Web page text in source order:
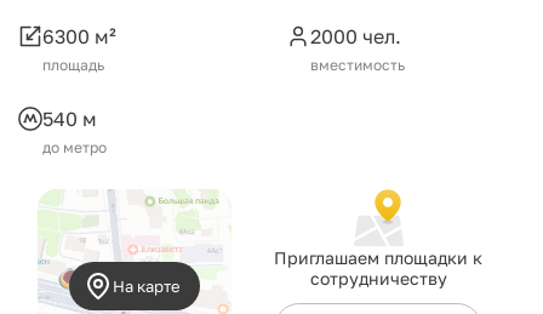
6300 м²
площадь
2000 чел.
вместимость
540 м
до метро
На карте
Приглашаем площадки к
сотрудничеству